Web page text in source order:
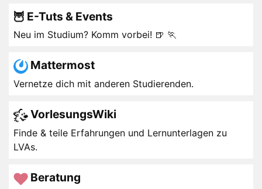
🦉 E-Tuts & Events
Neu im Studium? Komm vorbei! 🍺 🏃
Mattermost
Vernetze dich mit anderen Studierenden.
VorlesungsWiki
Finde & teile Erfahrungen und Lernunterlagen zu
LVAs.
Beratung